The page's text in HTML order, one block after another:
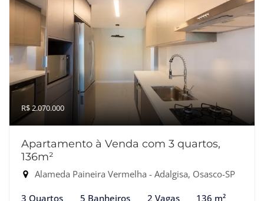
R$ 2.070.000
Apartamento à Venda com 3 quartos,
136m²
Alameda Paineira Vermelha - Adalgisa, Osasco-SP
3 Quartos 5 Banheiros 2 Vagas 136 m²